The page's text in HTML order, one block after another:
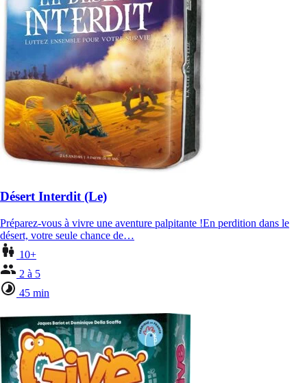
Désert Interdit (Le)
Préparez-vous à vivre une aventure palpitante !En perdition dans le
désert, votre seule chance de…
10+
2 à 5
45 min